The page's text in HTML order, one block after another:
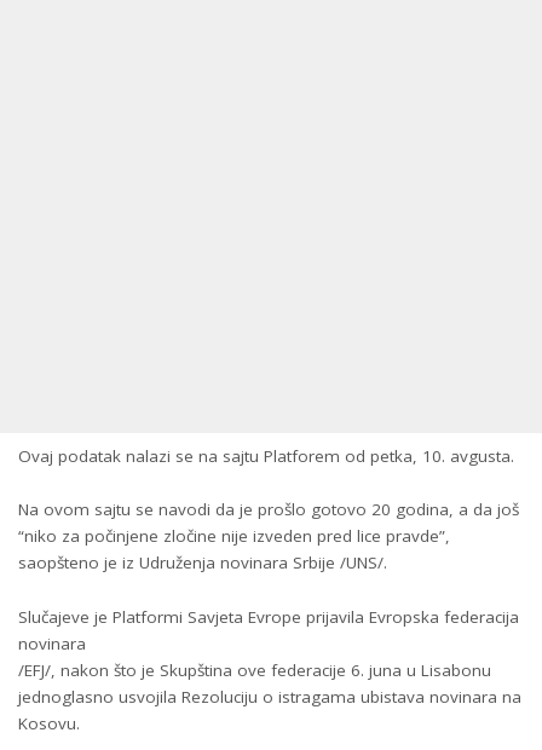
Ovaj podatak nalazi se na sajtu Platforem od petka, 10. avgusta.
Na ovom sajtu se navodi da je prošlo gotovo 20 godina, a da još
“niko za počinjene zločine nije izveden pred lice pravde”,
saopšteno je iz Udruženja novinara Srbije /UNS/.
Slučajeve je Platformi Savjeta Evrope prijavila Evropska federacija
novinara
/EFJ/, nakon što je Skupština ove federacije 6. juna u Lisabonu
jednoglasno usvojila Rezoluciju o istragama ubistava novinara na
Kosovu.